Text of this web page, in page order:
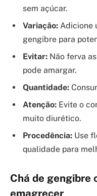
sem açúcar.
Variação: Adicione
gengibre para
Evitar: Não ferva
pode amargar.
Quantidade:
Atenção: Evite o
muito diurético.
Procedência: Use
qualidade para
Chá de gengibre
emagrecer